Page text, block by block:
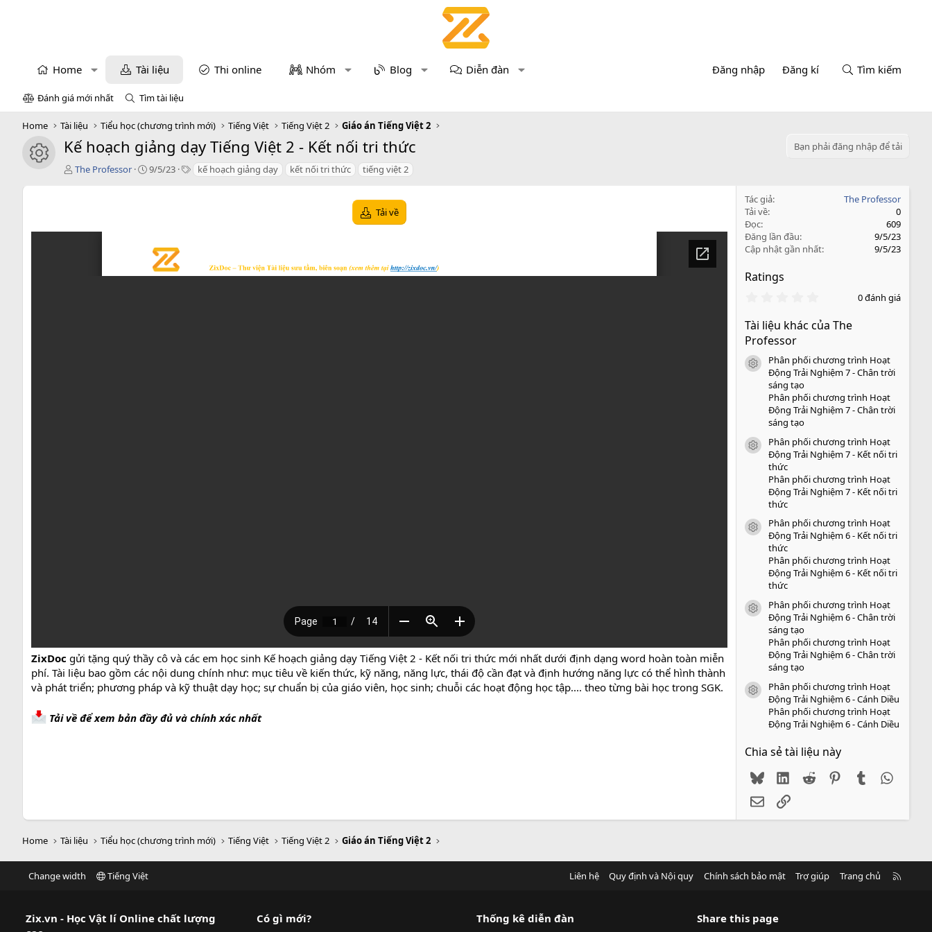
Home Tài liệu Thi online Nhóm Blog Diễn đàn Đăng nhập Đăng kí Tìm kiếm
Đánh giá mới nhất Tìm tài liệu
Home Tài liệu Tiểu học (chương trình mới) Tiếng Việt Tiếng Việt 2 Giáo án Tiếng Việt 2
icon tài liệu
Kế hoạch giảng dạy Tiếng Việt 2 - Kết nối tri thức
Bạn phải đăng nhập để tải
T
ả
The Professor
C
n
d
9/5/23
T kế hoạch giảng dạy kết nối tri thức tiếng việt 2
Tải về
ZixDoc gửi tặng quý thầy cô và các em học sinh Kế hoạch giảng dạy Tiếng Việt 2 - Kết nối tri thức mới nhất dưới định dạng word hoàn toàn miễn
phí. Tài liệu bao gồm các nội dung chính như: mục tiêu về kiến thức, kỹ năng, năng lực, thái độ cần đạt và định hướng năng lực có thể hình thành
và phát triển; phương pháp và kỹ thuật dạy học; sự chuẩn bị của giáo viên, học sinh; chuỗi các hoạt động học tập.... theo từng bài học trong SGK.
Tải về để xem bản đầy đủ và chính xác nhất
Tác giả
The Professor
Tải về
0
Đọc
609
Đăng lần đầu
9/5/23
Cập nhật gần nhất
9/5/23
Ratings
0
0
o
0 đánh giá
Tài liệu khác của The
Professor
icon tài liệu
Phân phối chương trình Hoạt
Động Trải Nghiệm 7 - Chân trời
sáng tạo
Phân phối chương trình Hoạt
Động Trải Nghiệm 7 - Chân trời
sáng tạo
icon tài liệu
Phân phối chương trình Hoạt
Động Trải Nghiệm 7 - Kết nối tri
thức
Phân phối chương trình Hoạt
Động Trải Nghiệm 7 - Kết nối tri
thức
icon tài liệu
Phân phối chương trình Hoạt
Động Trải Nghiệm 6 - Kết nối tri
thức
Phân phối chương trình Hoạt
Động Trải Nghiệm 6 - Kết nối tri
thức
icon tài liệu
Phân phối chương trình Hoạt
Động Trải Nghiệm 6 - Chân trời
sáng tạo
Phân phối chương trình Hoạt
Động Trải Nghiệm 6 - Chân trời
sáng tạo
icon tài liệu
Phân phối chương trình Hoạt
Động Trải Nghiệm 6 - Cánh Diều
Phân phối chương trình Hoạt
Động Trải Nghiệm 6 - Cánh Diều
Chia sẻ tài liệu này
BlueskyLinkedIn
Reddit PinterestTumblr
EmailLink
Home Tài liệu Tiểu học (chương trình mới) Tiếng Việt Tiếng Việt 2 Giáo án Tiếng Việt 2
Change width Tiếng Việt Liên hệ Quy định và Nội quy Chính sách bảo mật Trợ giúp Trang chủ
Zix.vn - Học Vật lí Online chất lượng
Có gì mới? Thống kê diễn đàn Share this page